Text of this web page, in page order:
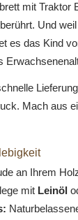
mit Traktor
Und
es das Kind
Mach aus
an Ihrem
mit Leinöl